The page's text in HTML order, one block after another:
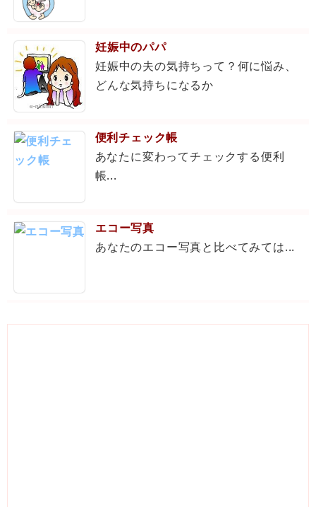
妊娠中のパパ
妊娠中の夫の気持ちって？何に悩み、
どんな気持ちになるか
便利チェック帳
あなたに変わってチェックする便利
帳...
エコー写真
あなたのエコー写真と比べてみては...